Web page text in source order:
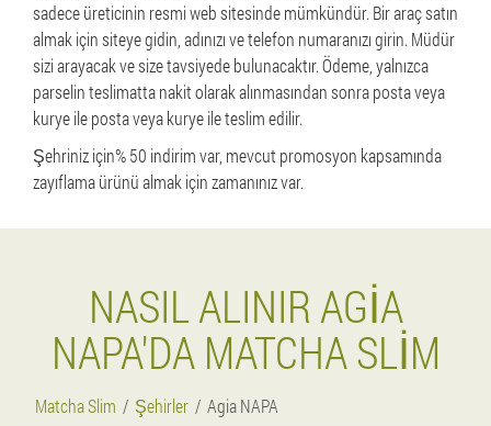
sadece üreticinin resmi web sitesinde mümkündür. Bir araç satın
almak için siteye gidin, adınızı ve telefon numaranızı girin. Müdür
sizi arayacak ve size tavsiyede bulunacaktır. Ödeme, yalnızca
parselin teslimatta nakit olarak alınmasından sonra posta veya
kurye ile posta veya kurye ile teslim edilir.
Şehriniz için% 50 indirim var, mevcut promosyon kapsamında
zayıflama ürünü almak için zamanınız var.
NASIL ALINIR AGIA
NAPA'DA MATCHA SLIM
Matcha Slim Şehirler Agia NAPA